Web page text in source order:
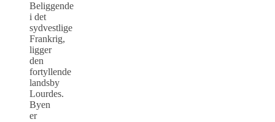
Beliggende
i det
sydvestlige
Frankrig,
ligger
den
fortyllende
landsby
Lourdes.
Byen
er